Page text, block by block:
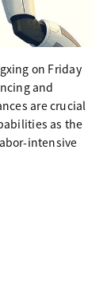
on Friday
and
are crucial
as the
intensive